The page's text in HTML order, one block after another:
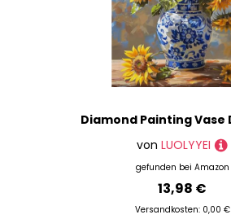
von LUOLYYEI
gefunden bei Amazon
13,98 €
Versandkosten: 0,00 €